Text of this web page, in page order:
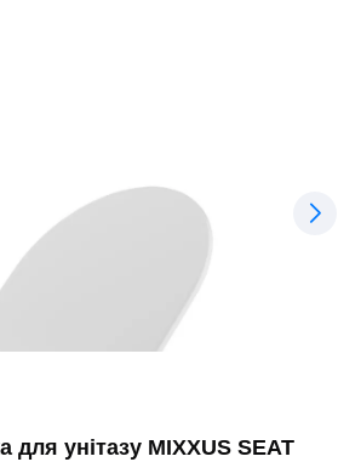
для унітазу MIXXUS SEAT